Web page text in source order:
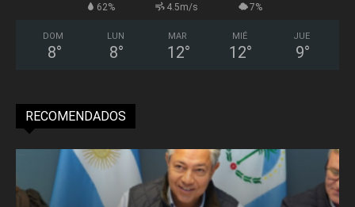
62% 4.5m/s 7%
DOM
8°
LUN
8°
MAR
12°
MIÉ
12°
JUE
9°
RECOMENDADOS